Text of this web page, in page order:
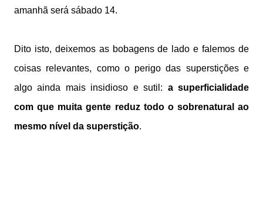
amanhã será sábado 14.
Dito isto, deixemos as bobagens de lado e falemos de
coisas relevantes, como o perigo das superstições e
algo ainda mais insidioso e sutil: a superficialidade
com que muita gente reduz todo o sobrenatural ao
mesmo nível da superstição.